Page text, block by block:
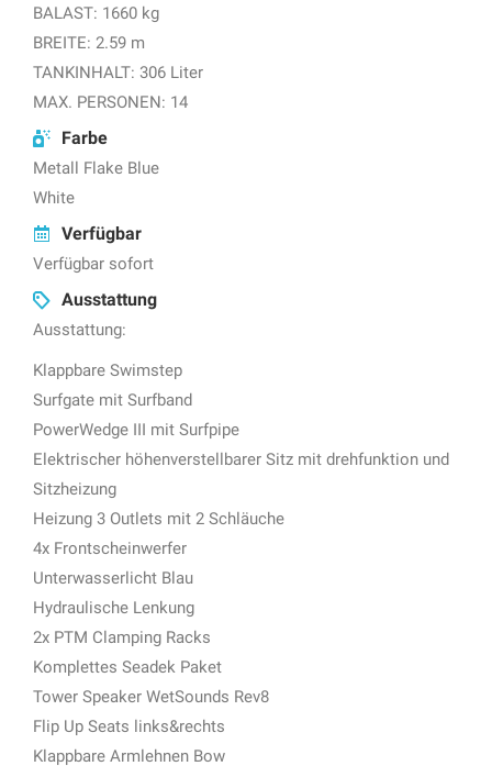
BALAST: 1660 kg
BREITE: 2.59 m
TANKINHALT: 306 Liter
MAX. PERSONEN: 14
Farbe
Metall Flake Blue
White
Verfügbar
Verfügbar sofort
Ausstattung
Ausstattung:
Klappbare Swimstep
Surfgate mit Surfband
PowerWedge III mit Surfpipe
Elektrischer höhenverstellbarer Sitz mit drehfunktion und
Sitzheizung
Heizung 3 Outlets mit 2 Schläuche
4x Frontscheinwerfer
Unterwasserlicht Blau
Hydraulische Lenkung
2x PTM Clamping Racks
Komplettes Seadek Paket
Tower Speaker WetSounds Rev8
Flip Up Seats links&rechts
Klappbare Armlehnen Bow